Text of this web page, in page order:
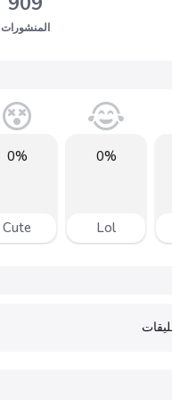
المنشورات
0%
Lol
0%
Cute